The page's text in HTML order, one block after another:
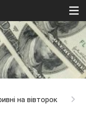
на вівторок